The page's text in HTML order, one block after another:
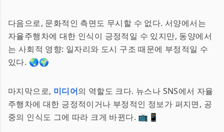
다음으로, 문화적인 측면도 무시할 수 없다. 서양에서는
자율주행차에 대한 인식이 긍정적일 수 있지만, 동양에서
는 사회적 영향: 일자리와 도시 구조 때문에 부정적일 수
있다. 🌏🌍
마지막으로, 미디어의 역할도 크다. 뉴스나 SNS에서 자율
주행차에 대한 긍정적이거나 부정적인 정보가 퍼지면, 공
중의 인식도 그에 따라 크게 바뀐다. 📺📱